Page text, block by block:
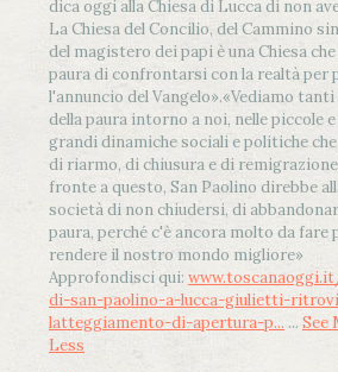
dica oggi alla Chiesa di Lucca di non
La Chiesa del Concilio, del Cammino
del magistero dei papi è una Chiesa
paura di confrontarsi con la realtà per
l'annuncio del Vangelo».«Vediamo tanti
della paura intorno a noi, nelle piccole e
grandi dinamiche sociali e politiche
di riarmo, di chiusura e di
fronte a questo, San Paolino direbbe
società di non chiudersi, di
paura, perché c'è ancora molto da fare
rendere il nostro mondo migliore»
Approfondisci qui:
di-san-paolino-a-lucca-giulietti-
latteggiamento-di-apertura-p... ... See
Less